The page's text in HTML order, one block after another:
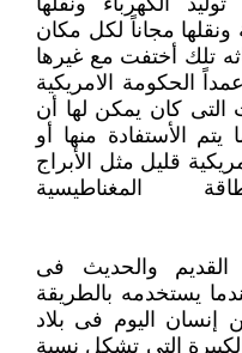
‏ونقلها مجاناً لكل مكان
تلك أختفت مع غيرها
الحكومة ‏الامريكية
التى كان يمكن لها أن
الأستفادة منها أو
قليل مثل الأبراج
المغناطيسية
والحديث فى
يستخدمه بالطريقة
إنسان اليوم فى بلاد
التى تشكل نسبة